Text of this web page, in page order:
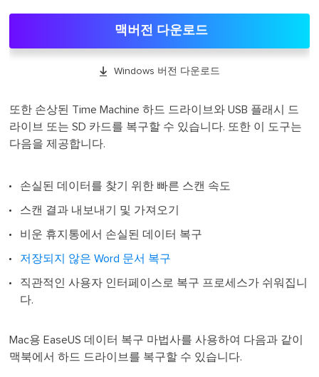
맥버전 다운로드
 Windows 버전 다운로드
또한 손상된 Time Machine 하드 드라이브와 USB 플래시 드
라이브 또는 SD 카드를 복구할 수 있습니다. 또한 이 도구는
다음을 제공합니다.
손실된 데이터를 찾기 위한 빠른 스캔 속도
스캔 결과 내보내기 및 가져오기
비운 휴지통에서 손실된 데이터 복구
저장되지 않은 Word 문서 복구
직관적인 사용자 인터페이스로 복구 프로세스가 쉬워집니
다.
Mac용 EaseUS 데이터 복구 마법사를 사용하여 다음과 같이
맥북에서 하드 드라이브를 복구할 수 있습니다.